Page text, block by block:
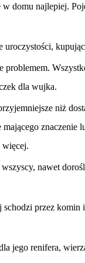
domu najlepiej.
problemem.
dla wujka.
niż
znaczenie
więcej.
nawet
przez komin
jego renifera,